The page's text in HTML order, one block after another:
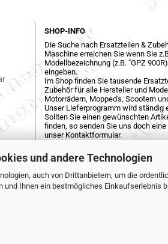
und andere Technologien
auch von Drittanbietern, um die
und Ihnen ein bestmögliches Einkaufserlebnis
SHOP-INFO
Die Suche nach Ersatzteilen &
Maschine erreichen Sie wenn Sie
Modellbezeichnung (z.B. "GPZ
eingeben.
Im Shop finden Sie tausende
Zubehör für alle Hersteller und
Motorrädern, Mopped's, Scootern
Unser Lieferprogramm wird ständig
Sollten Sie einen gewünschten
finden, so senden Sie uns doch
unser Kontaktformular.